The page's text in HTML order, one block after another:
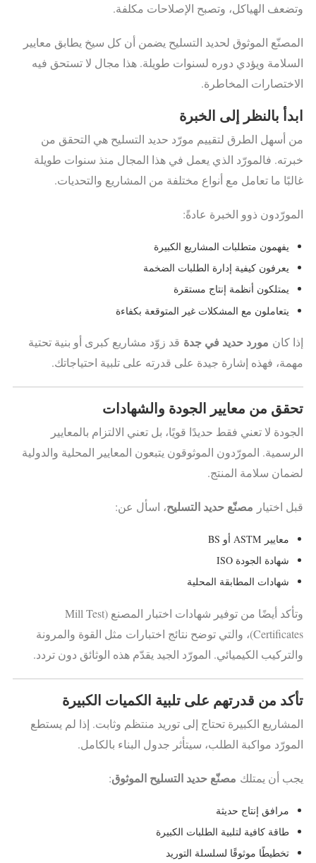
وتضعف الهياكل، وتصبح الإصلاحات مكلفة.
المصنّع الموثوق لحديد التسليح يضمن أن كل سيخ يطابق معايير
السلامة ويؤدي دوره لسنوات طويلة. هذا مجال لا تستحق فيه
الاختصارات المخاطرة.
ابدأ بالنظر إلى الخبرة
من أسهل الطرق لتقييم مورّد حديد التسليح هي التحقق من
خبرته. فالمورّد الذي يعمل في هذا المجال منذ سنوات طويلة
غالبًا ما تعامل مع أنواع مختلفة من المشاريع والتحديات.
المورّدون ذوو الخبرة عادةً:
يفهمون متطلبات المشاريع الكبيرة
يعرفون كيفية إدارة الطلبات الضخمة
يمتلكون أنظمة إنتاج مستقرة
يتعاملون مع المشكلات غير المتوقعة بكفاءة
إذا كان مورد حديد في جدة قد زوّد مشاريع كبرى أو بنية تحتية
مهمة، فهذه إشارة جيدة على قدرته على تلبية احتياجاتك.
تحقق من معايير الجودة والشهادات
الجودة لا تعني فقط حديدًا قويًا، بل تعني الالتزام بالمعايير
الرسمية. المورّدون الموثوقون يتبعون المعايير المحلية والدولية
لضمان سلامة المنتج.
قبل اختيار مصنّع حديد التسليح، اسأل عن:
معايير ASTM أو BS
شهادة الجودة ISO
شهادات المطابقة المحلية
وتأكد أيضًا من توفير شهادات اختبار المصنع (Mill Test
Certificates)، والتي توضح نتائج اختبارات مثل القوة والمرونة
والتركيب الكيميائي. المورّد الجيد يقدّم هذه الوثائق دون تردد.
تأكد من قدرتهم على تلبية الكميات الكبيرة
المشاريع الكبيرة تحتاج إلى توريد منتظم وثابت. إذا لم يستطع
المورّد مواكبة الطلب، سيتأثر جدول البناء بالكامل.
يجب أن يمتلك مصنّع حديد التسليح الموثوق:
مرافق إنتاج حديثة
طاقة كافية لتلبية الطلبات الكبيرة
تخطيطًا موثوقًا لسلسلة التوريد